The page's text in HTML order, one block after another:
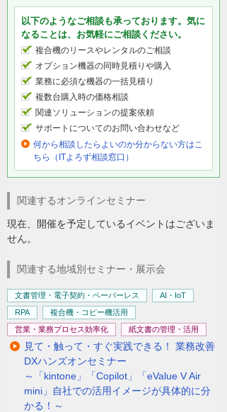
以下のようなご相談も承っております。気に
なることは、お気軽にご相談ください。
複合機のリースやレンタルのご相談
オプション機器の同時見積りや購入
業務に必須な機器の一括見積り
複数台購入時の価格相談
関連ソリューションの提案依頼
サポートについてのお問い合わせなど
何から相談したらよいのか分からない方はこ
ちら（ITよろず相談窓口）
関連するオンラインセミナー
現在、開催を予定しているイベントはございま
せん。
関連する地域別セミナー・展示会
文書管理・電子契約・ペーパーレス
AI・IoT
RPA
複合機・コピー機活用
営業・業務プロセス効率化
紙文書の管理・活用
見て・触って・すぐ実践できる！ 業務改善
DXハンズオンセミナー
～「kintone」「Copilot」「eValue V Air
mini」自社での活用イメージが具体的に分
かる！～